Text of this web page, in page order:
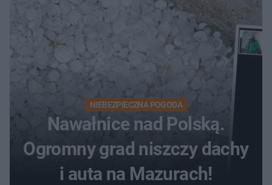
NIEBEZPIECZNA POGODA
Nawałnice nad Polską.
Ogromny grad niszczy dachy
i auta na Mazurach!